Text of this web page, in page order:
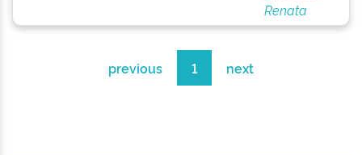
Renata
previous 1 next